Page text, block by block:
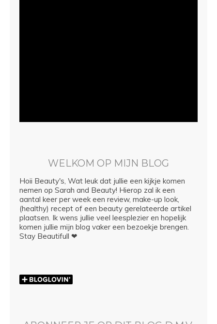
WELKOM OP MIJN BLOG
Hoii Beauty's, Wat leuk dat jullie een kijkje komen
nemen op Sarah and Beauty! Hierop zal ik een
aantal keer per week een review, make-up look,
(healthy) recept of een beauty gerelateerde artikel
plaatsen. Ik wens jullie veel leesplezier en hopelijk
komen jullie mijn blog vaker een bezoekje brengen.
Stay Beautifull ❤